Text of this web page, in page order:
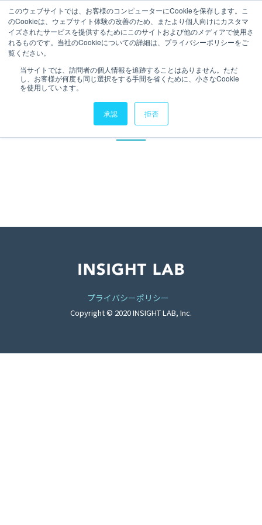
このウェブサイトでは、お客様のコンピューターにCookieを保存します。こ
のCookieは、ウェブサイト体験の改善のため、またより個人向けにカスタマ
イズされたサービスを提供するためにこのサイトおよび他のメディアで使用さ
れるものです。当社のCookieについての詳細は、プライバシーポリシーをご
覧ください。
当サイトでは、訪問者の個人情報を追跡することはありません。ただ
し、お客様が何度も同じ選択をする手間を省くために、小さなCookie
を使用しています。
承認 拒否
Qlik Sense無料ト
ライアル
プライバシーポリシー
Copyright © 2020 INSIGHT LAB, Inc.